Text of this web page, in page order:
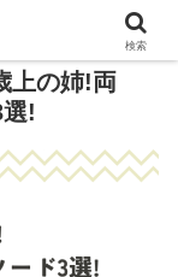
上の姉!両
!
検索